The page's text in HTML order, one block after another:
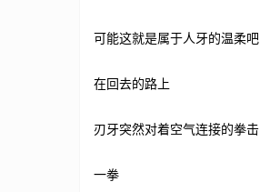
可能这就是属于人牙的温柔吧
在回去的路上
刃牙突然对着空气连接的拳击
一拳